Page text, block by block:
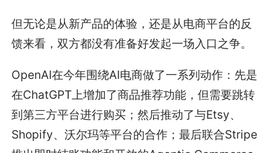
但无论是从新产品的体验，还是从电商平台的反
馈来看，双方都没有准备好发起一场入口之争。
OpenAI在今年围绕AI电商做了一系列动作：先是
在ChatGPT上增加了商品推荐功能，但需要跳转
到第三方平台进行购买；然后推动了与Etsy、
Shopify、沃尔玛等平台的合作；最后联合Stripe